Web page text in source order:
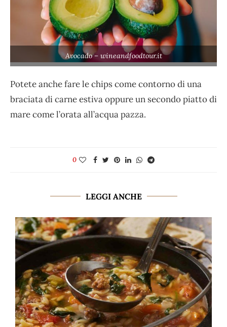
Avocado – wineandfoodtour.it
Potete anche fare le chips come contorno di una
braciata di carne estiva oppure un secondo piatto di
mare come l’orata all’acqua pazza.
0
LEGGI ANCHE